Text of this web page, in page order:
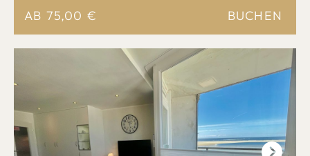
AB 75,00 € BUCHEN